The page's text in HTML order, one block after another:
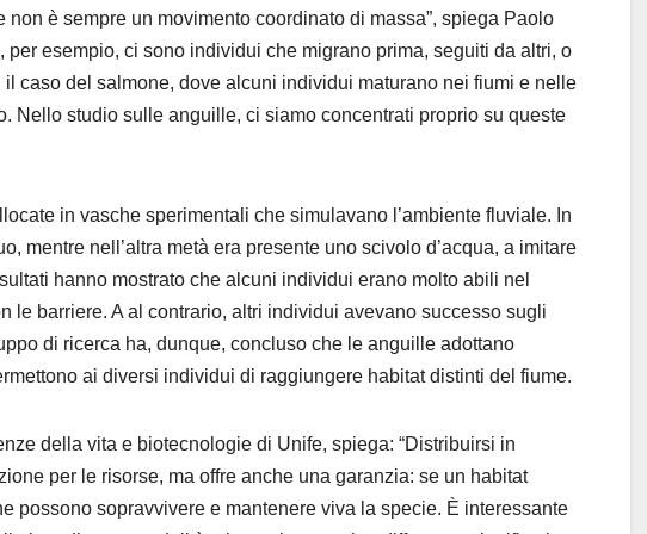
è sempre un movimento coordinato di massa”, spiega Paolo
esempio, ci sono individui che migrano prima, seguiti da altri, o
caso del salmone, dove alcuni individui maturano nei fiumi e nelle
Nello studio sulle anguille, ci siamo concentrati proprio su queste
in vasche sperimentali che simulavano l’ambiente fluviale. In
mentre nell’altra metà era presente uno scivolo d’acqua, a imitare
hanno mostrato che alcuni individui erano molto abili nel
le barriere. A al contrario, altri individui avevano successo sugli
di ricerca ha, dunque, concluso che le anguille adottano
ai diversi individui di raggiungere habitat distinti del fiume.
della vita e biotecnologie di Unife, spiega: “Distribuirsi in
per le risorse, ma offre anche una garanzia: se un habitat
possono sopravvivere e mantenere viva la specie. È interessante